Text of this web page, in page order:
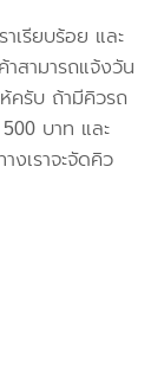
เรียบร้อย และ
สามารถแจ้งวัน
ห้ครับ ถ้ามีคิวรถ
บาท และ
เราจะจัดคิว